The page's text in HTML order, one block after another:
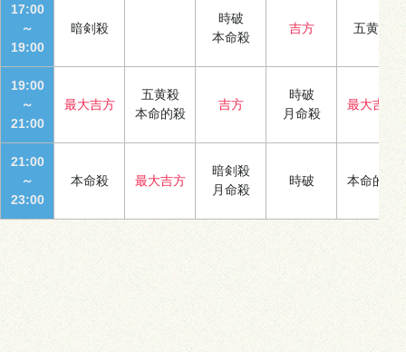
17:00
～
19:00
暗剣殺
時破
本命殺
吉方 五黄殺
19:00
～
21:00
最大吉方
五黄殺
本命的殺
吉方
時破
月命殺
最大吉方
21:00
～
23:00
本命殺 最大吉方
暗剣殺
月命殺
時破 本命的殺